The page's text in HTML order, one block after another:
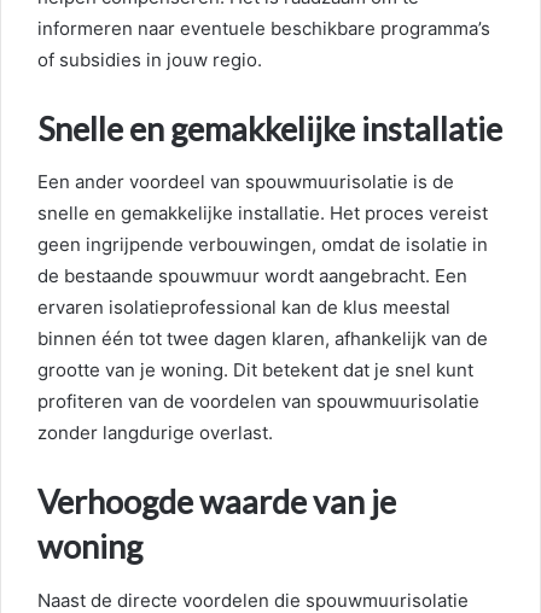
informeren naar eventuele beschikbare programma’s
of subsidies in jouw regio.
Snelle en gemakkelijke installatie
Een ander voordeel van spouwmuurisolatie is de
snelle en gemakkelijke installatie. Het proces vereist
geen ingrijpende verbouwingen, omdat de isolatie in
de bestaande spouwmuur wordt aangebracht. Een
ervaren isolatieprofessional kan de klus meestal
binnen één tot twee dagen klaren, afhankelijk van de
grootte van je woning. Dit betekent dat je snel kunt
profiteren van de voordelen van spouwmuurisolatie
zonder langdurige overlast.
Verhoogde waarde van je
woning
Naast de directe voordelen die spouwmuurisolatie